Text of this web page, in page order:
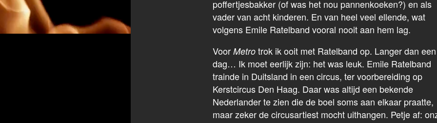
poffertjesbakker (of was het nou pannenkoeken?) en als
vader van acht kinderen. En van heel veel ellende, wat
volgens Emile Ratelband vooral nooit aan hem lag.
Voor Metrotrok ik ooit met Ratelband op. Langer dan een
dag… Ik moet eerlijk zijn: het was leuk. Emile Ratelband
trainde in Duitsland in een circus, ter voorbereiding op
Kerstcircus Den Haag. Daar was altijd een bekende
Nederlander te zien die de boel soms aan elkaar praatte,
maar zeker de circusartiest mocht uithangen. Petje af: